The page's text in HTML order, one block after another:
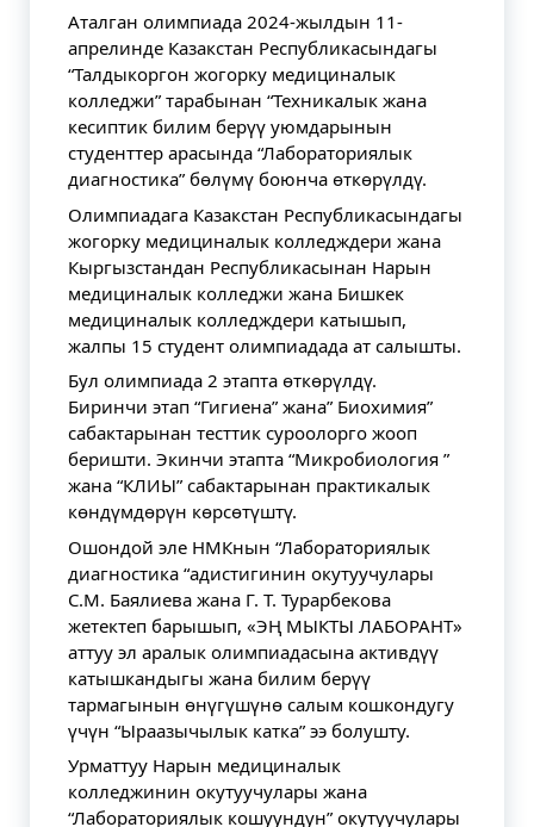
Аталган олимпиада 2024-жылдын 11-
апрелинде Казакстан Республикасындагы
“Талдыкоргон жогорку медициналык
колледжи” тарабынан “Техникалык жана
кесиптик билим берүү уюмдарынын
студенттер арасында “Лабораториялык
диагностика” бөлүмү боюнча өткөрүлдү.
Олимпиадага Казакстан Республикасындагы
жогорку медициналык колледждери жана
Кыргызстандан Республикасынан Нарын
медициналык колледжи жана Бишкек
медициналык колледждери катышып,
жалпы 15 студент олимпиадада ат салышты.
Бул олимпиада 2 этапта өткөрүлдү.
Биринчи этап “Гигиена” жана” Биохимия”
сабактарынан тесттик суроолорго жооп
беришти. Экинчи этапта “Микробиология ”
жана “КЛИЫ” сабактарынан практикалык
көндүмдөрүн көрсөтүштү.
Ошондой эле НМКнын “Лабораториялык
диагностика “адистигинин окутуучулары
С.М. Баялиева жана Г. Т. Турарбекова
жетектеп барышып, «ЭҢ МЫКТЫ ЛАБОРАНТ»
аттуу эл аралык олимпиадасына активдүү
катышкандыгы жана билим берүү
тармагынын өнүгүшүнө салым кошкондугу
үчүн “Ыраазычылык катка” ээ болушту.
Урматтуу Нарын медициналык
колледжинин окутуучулары жана
“Лабораториялык кошуундун” окутуучулары